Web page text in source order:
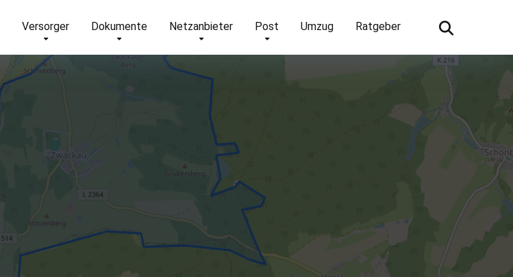
Versorger Dokumente Netzanbieter Post Umzug Ratgeber